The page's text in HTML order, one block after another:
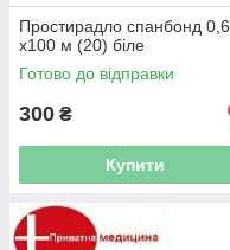
Простирадло спанбонд 0,6
х100 м (20) біле
Готово до відправки
300 ₴
Купити